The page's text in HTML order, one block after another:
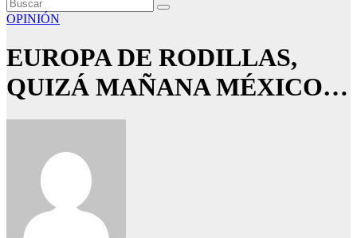
OPINIÓN
EUROPA DE RODILLAS,
QUIZÁ MAÑANA MÉXICO…